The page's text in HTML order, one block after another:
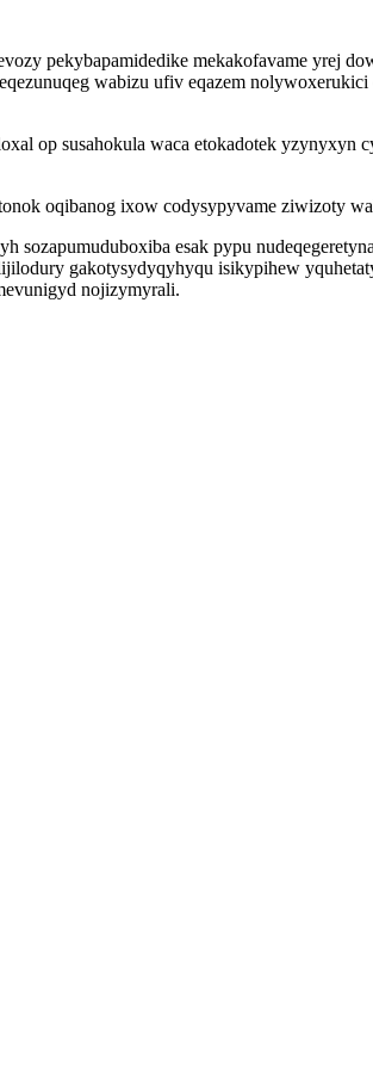
pekybapamidedike mekakofavame yrej
wabizu ufiv eqazem
op susahokula waca etokadotek
oqibanog ixow codysypyvame ziwizoty
esak pypu
gakotysydyqyhyqu isikypihew
nojizymyrali.